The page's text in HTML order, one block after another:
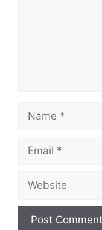
Name
Email
Website